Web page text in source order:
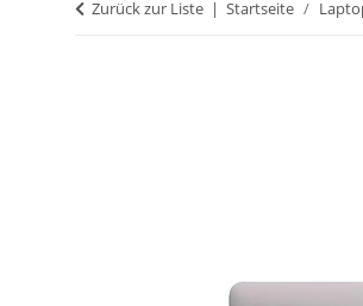
Zurück zur Liste Startseite